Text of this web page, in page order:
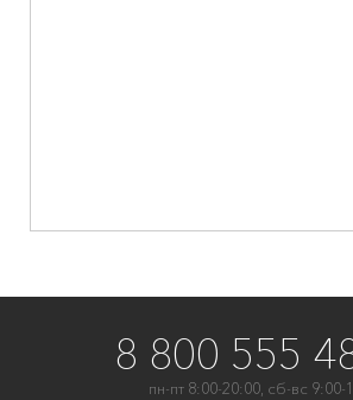
8 800 555
пн-пт 8:00-20:00, сб-вс 9:00-